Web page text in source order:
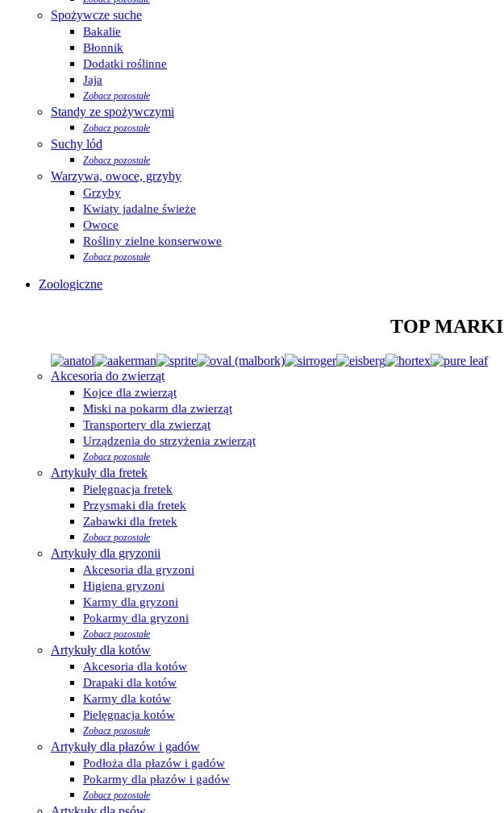
Spożywcze suche
Bakalie
Błonnik
Dodatki roślinne
Jaja
Zobacz pozostałe
Standy ze spożywczymi
Zobacz pozostałe
Suchy lód
Zobacz pozostałe
Warzywa, owoce, grzyby
Grzyby
Kwiaty jadalne świeże
Owoce
Rośliny zielne konserwowe
Zobacz pozostałe
Zoologiczne
TOP MARKI
Akcesoria do zwierząt
Kojce dla zwierząt
Miski na pokarm dla zwierząt
Transportery dla zwierząt
Urządzenia do strzyżenia zwierząt
Zobacz pozostałe
Artykuły dla fretek
Pielęgnacja fretek
Przysmaki dla fretek
Zabawki dla fretek
Zobacz pozostałe
Artykuły dla gryzonii
Akcesoria dla gryzoni
Higiena gryzoni
Karmy dla gryzoni
Pokarmy dla gryzoni
Zobacz pozostałe
Artykuły dla kotów
Akcesoria dla kotów
Drapaki dla kotów
Karmy dla kotów
Pielęgnacja kotów
Zobacz pozostałe
Artykuły dla płazów i gadów
Podłoża dla płazów i gadów
Pokarmy dla płazów i gadów
Zobacz pozostałe